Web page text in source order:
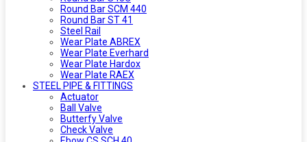
Round Bar SCM 440
Round Bar ST 41
Steel Rail
Wear Plate ABREX
Wear Plate Everhard
Wear Plate Hardox
Wear Plate RAEX
STEEL PIPE & FITTINGS
Actuator
Ball Valve
Butterfy Valve
Check Valve